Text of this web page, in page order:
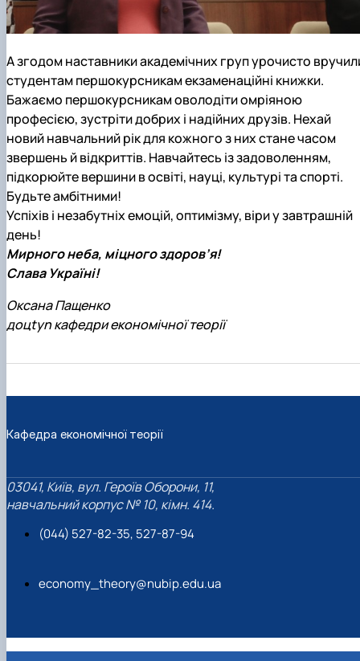
А згодом наставники академічних груп урочисто
студентам першокурсникам екзаменаційні книжки.
Бажаємо першокурсникам оволодіти омріяною
професією, зустріти добрих і надійних друзів. Нехай
новий навчальний рік для кожного з них стане часом
звершень й відкриттів. Навчайтесь із задоволенням,
підкорюйте вершини в освіті, науці, культурі та спорті.
Будьте амбітними!
Успіхів і незабутніх емоцій, оптимізму, віри у завтрашній
день!
Мирного неба, міцного здоров’я!
Слава Україні!
Оксана Пащенко
доцtyn кафедри економічної теорії
Кафедра економічної теорії
03041, Київ, вул. Героїв Оборони, 11,
навчальний корпус № 10, кімн. 414.
(044) 527-82-35, 527-87-94
economy_theory@nubip.edu.ua